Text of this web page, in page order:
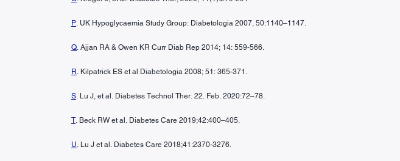
P. UK Hypoglycaemia Study Group: Diabetologia 2007, 50:1140–1147.
Q. Ajjan RA & Owen KR Curr Diab Rep 2014; 14: 559-566.
R. Kilpatrick ES et al Diabetologia 2008; 51: 365-371.
S. Lu J, et al. Diabetes Technol Ther. 22. Feb. 2020:72–78.
T. Beck RW et al. Diabetes Care 2019;42:400–405.
U. Lu J et al. Diabetes Care 2018;41:2370-3276.